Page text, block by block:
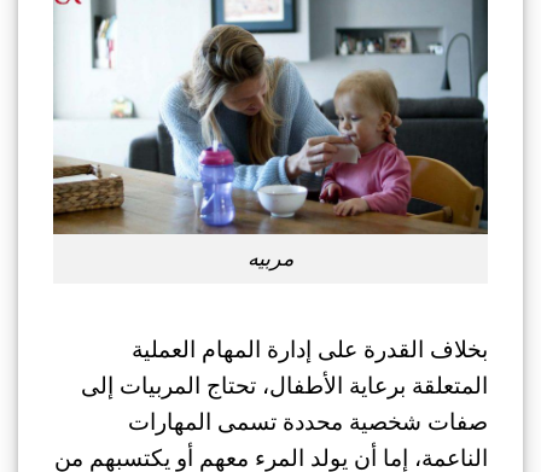
مربيه
بخلاف القدرة على إدارة المهام العملية
المتعلقة برعاية الأطفال، تحتاج المربيات إلى
صفات شخصية محددة تسمى المهارات
الناعمة، إما أن يولد المرء معهم أو يكتسبهم من